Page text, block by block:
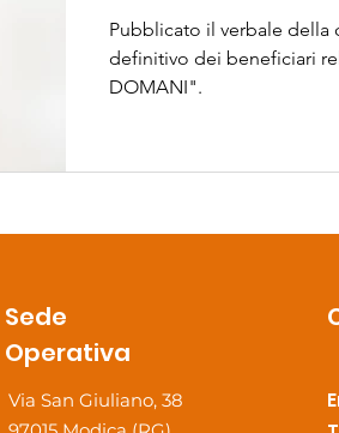
Pubblicato il verbale
definitivo dei beneficiari
DOMANI".
Sede
Operativa
Via San Giuliano, 38